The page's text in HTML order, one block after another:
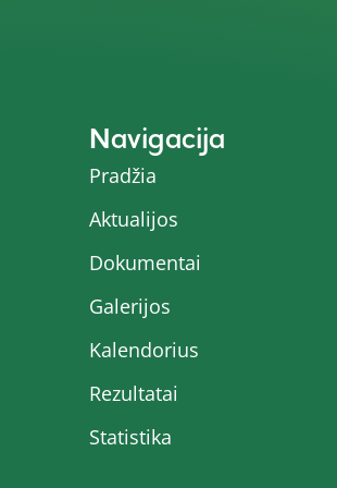
Navigacija
Pradžia
Aktualijos
Dokumentai
Galerijos
Kalendorius
Rezultatai
Statistika